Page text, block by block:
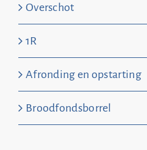
Overschot
1R
Afronding en opstarting
Broodfondsborrel